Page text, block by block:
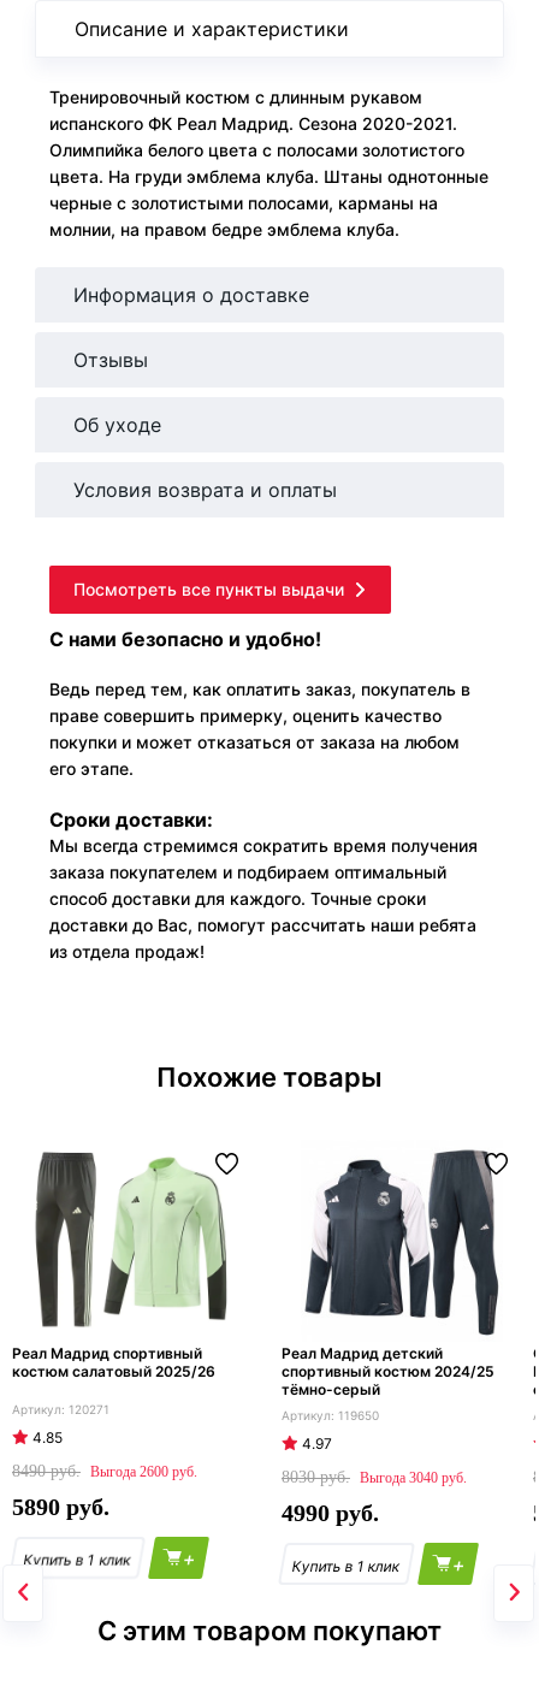
Описание и характеристики
Тренировочный костюм с длинным рукавом
испанского ФК Реал Мадрид. Сезона 2020-2021.
Олимпийка белого цвета с полосами золотистого
цвета. На груди эмблема клуба. Штаны однотонные
черные с золотистыми полосами, карманы на
молнии, на правом бедре эмблема клуба.
Информация о доставке
Отзывы
Об уходе
Условия возврата и оплаты
Посмотреть все пункты выдачи
С нами безопасно и удобно!
Ведь перед тем, как оплатить заказ, покупатель в
праве совершить примерку, оценить качество
покупки и может отказаться от заказа на любом
его этапе.
Сроки доставки:
Мы всегда стремимся сократить время получения
заказа покупателем и подбираем оптимальный
способ доставки для каждого. Точные сроки
доставки до Вас, помогут рассчитать наши ребята
из отдела продаж!
Похожие товары
Реал Мадрид спортивный
костюм салатовый 2025/26
120271
4.85
8490
2600
5890
+
Реал Мадрид детский
спортивный костюм 2024/25
тёмно-серый
119650
4.97
8030
3040
4990
+
С этим товаром покупают